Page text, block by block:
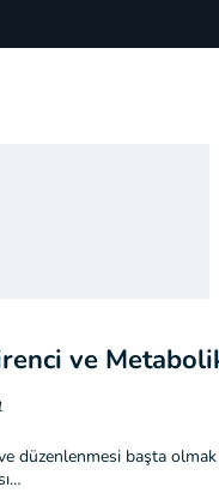
ve
düzenlenmesi başta